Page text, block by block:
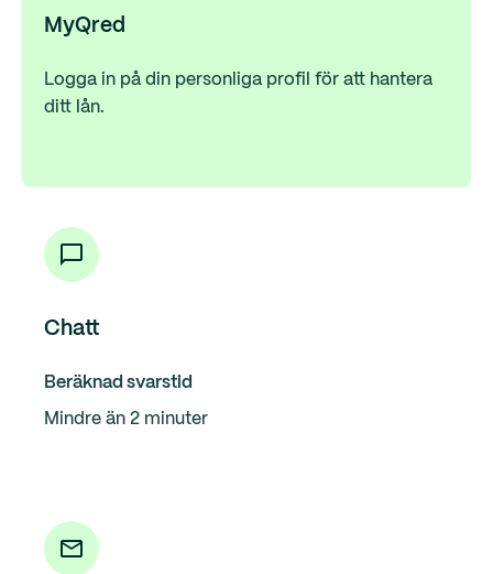
MyQred
Logga in på din personliga profil för att hantera
ditt lån.
Chatt
Beräknad svarstid
Mindre än 2 minuter